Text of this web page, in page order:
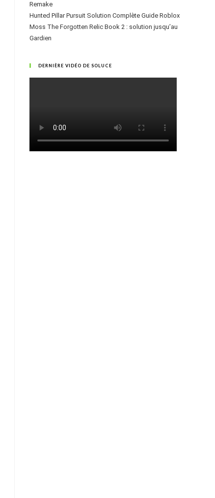
Remake
Hunted Pillar Pursuit Solution Complète Guide Roblox
Moss The Forgotten Relic Book 2 : solution jusqu’au
Gardien
DERNIÈRE VIDÉO DE SOLUCE